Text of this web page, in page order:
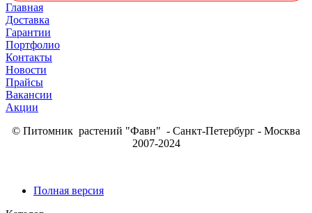
Главная
Доставка
Гарантии
Портфолио
Контакты
Новости
Прайсы
Вакансии
Акции
© Питомник растений "Фавн" - Санкт-Петербург - Москва
2007-2024
Полная версия